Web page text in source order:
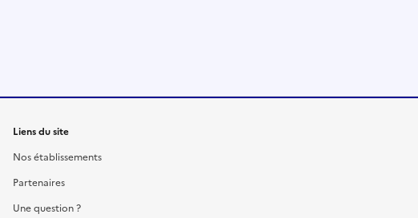
Liens du site
Nos établissements
Partenaires
Une question ?